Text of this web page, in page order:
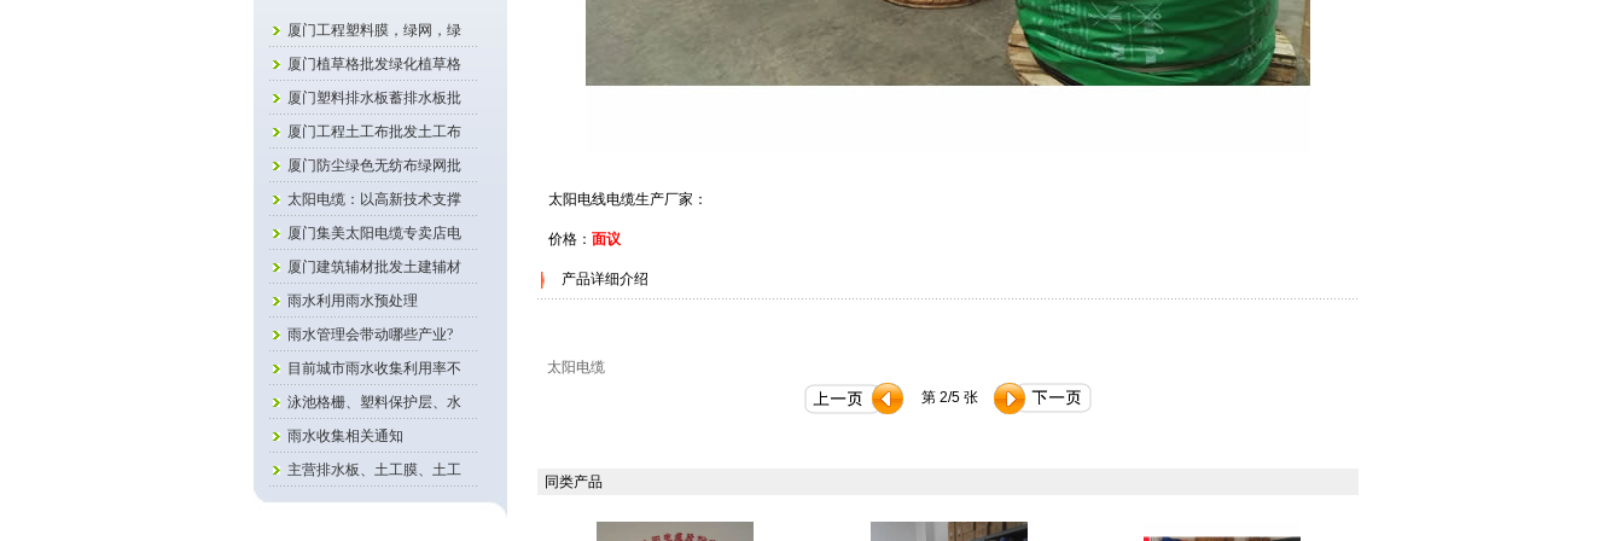
厦门工程塑料膜，绿网，绿
厦门植草格批发绿化植草格
厦门塑料排水板蓄排水板批
厦门工程土工布批发土工布
厦门防尘绿色无纺布绿网批
太阳电缆：以高新技术支撑
厦门集美太阳电缆专卖店电
厦门建筑辅材批发土建辅材
雨水利用雨水预处理
雨水管理会带动哪些产业?
目前城市雨水收集利用率不
泳池格栅、塑料保护层、水
雨水收集相关通知
主营排水板、土工膜、土工
太阳电线电缆生产厂家：
价格： 面议
产品详细介绍
太阳电缆
第 2/5 张
同类产品